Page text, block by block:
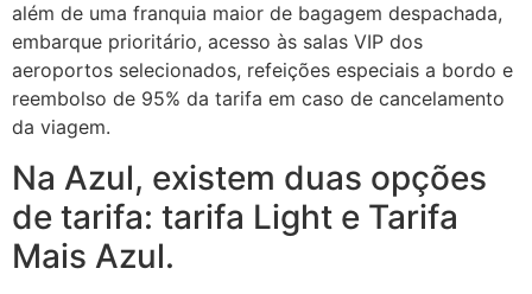
além de uma franquia maior de bagagem despachada,
embarque prioritário, acesso às salas VIP dos
aeroportos selecionados, refeições especiais a bordo e
reembolso de 95% da tarifa em caso de cancelamento
da viagem.
Na Azul, existem duas opções
de tarifa: tarifa Light e Tarifa
Mais Azul.